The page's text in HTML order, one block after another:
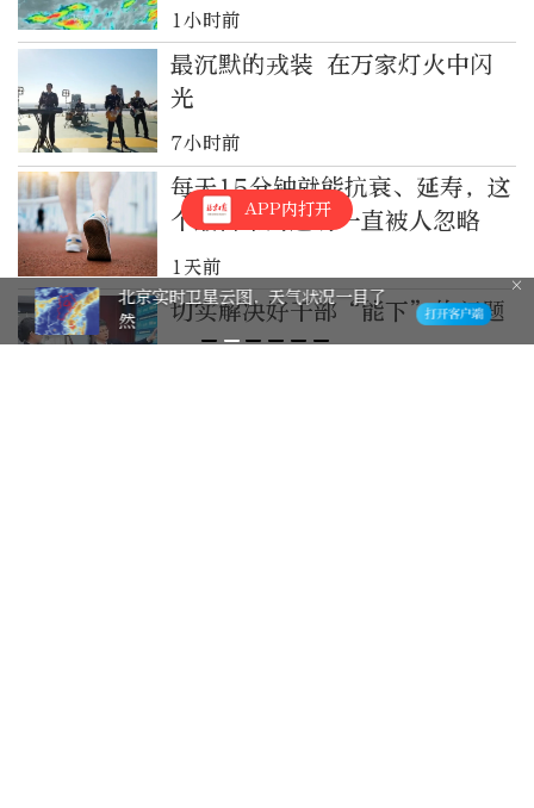
1小时前
最沉默的戎装 在万家灯火中闪
光
7小时前
每天15分钟就能抗衰、延寿，这
个最日常的运动一直被人忽略
1天前
切实解决好干部“能下”的问题
APP内打开
棋缘！晒出我的“晚报杯” 有奖征集
活动邀您参与